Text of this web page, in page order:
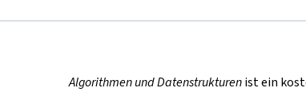
Algorithmen und Datenstrukturenist ein